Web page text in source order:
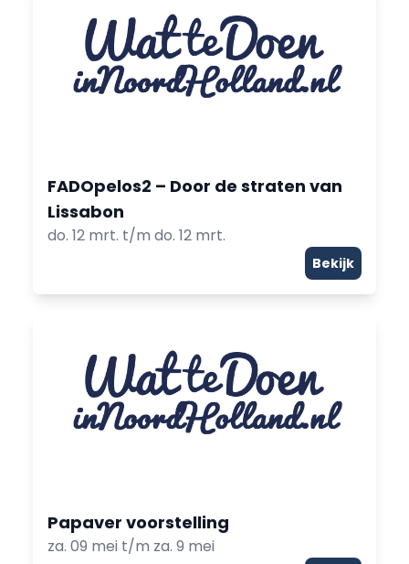
FADOpelos2 – Door de straten van
Lissabon
do. 12 mrt. t/m do. 12 mrt.
Bekijk
Papaver voorstelling
za. 09 mei t/m za. 9 mei